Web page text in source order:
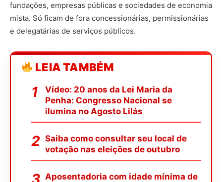
fundações, empresas públicas e sociedades de economia
mista. Só ficam de fora concessionárias, permissionárias
e delegatárias de serviços públicos.
LEIA TAMBÉM
Vídeo: 20 anos da Lei Maria da
Penha: Congresso Nacional se
ilumina no Agosto Lilás
Saiba como consultar seu local de
votação nas eleições de outubro
Aposentadoria com idade mínima de